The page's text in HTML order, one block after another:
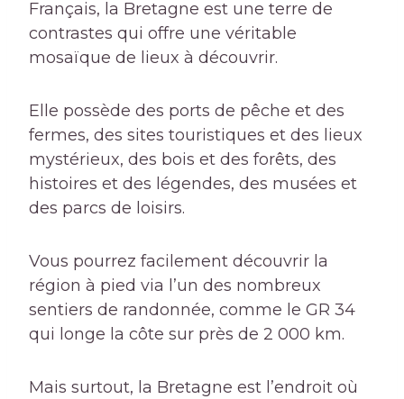
Français, la Bretagne est une terre de
contrastes qui offre une véritable
mosaïque de lieux à découvrir.
Elle possède des ports de pêche et des
fermes, des sites touristiques et des lieux
mystérieux, des bois et des forêts, des
histoires et des légendes, des musées et
des parcs de loisirs.
Vous pourrez facilement découvrir la
région à pied via l’un des nombreux
sentiers de randonnée, comme le GR 34
qui longe la côte sur près de 2 000 km.
Mais surtout, la Bretagne est l’endroit où